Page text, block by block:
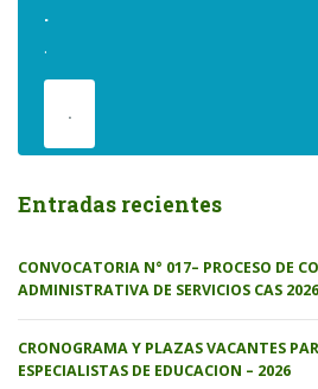
.
.
.
Entradas recientes
CONVOCATORIA N° 017– PROCESO DE
ADMINISTRATIVA DE SERVICIOS CAS 2026
CRONOGRAMA Y PLAZAS VACANTES
ESPECIALISTAS DE EDUCACION – 2026